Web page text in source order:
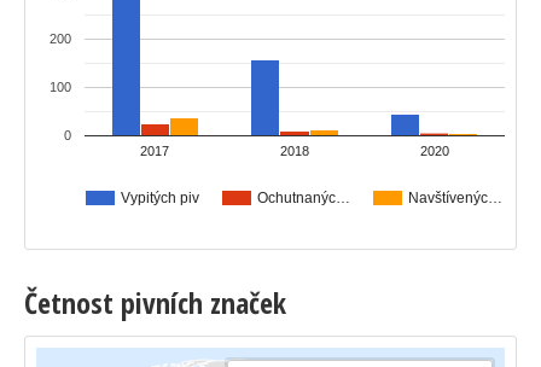
Vypitých piv Ochutnanýc… Navštívenýc…
2017 2018 2020
0
100
200
Četnost pivních značek